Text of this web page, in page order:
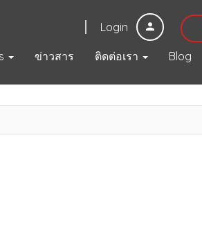
Login
ข่าวสาร ติดต่อเรา Blog